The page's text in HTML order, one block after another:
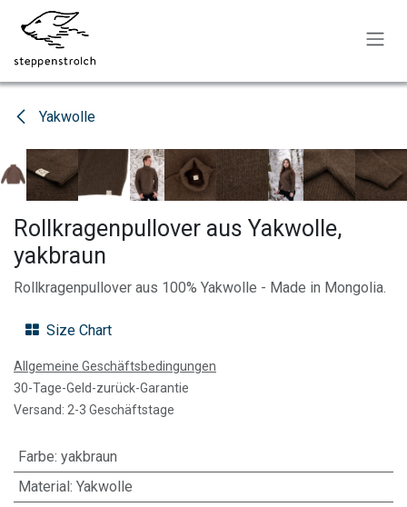
Zum Inhalt springen
Yakwolle
Rollkragenpullover aus Yakwolle,
yakbraun
Rollkragenpullover aus 100% Yakwolle - Made in Mongolia.
Size Chart
Allgemeine Geschäftsbedingungen
30-Tage-Geld-zurück-Garantie
Versand: 2-3 Geschäftstage
Farbe: yakbraun
Material : Yakwolle